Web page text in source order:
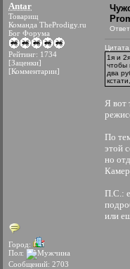
Antar
Товарищ
Команда TheProdigy.ru
Бог Форума
Рейтинг: 1734
[Заценки]
[Комментарии]
Город:
Пол:
Сообщений: 2703
1я и 2я
чтобы
два
Я вот
По
этой
но
П.С.:
или